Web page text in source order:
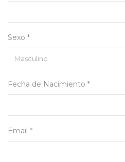
Sexo *
Fecha de Nacimiento *
Email *